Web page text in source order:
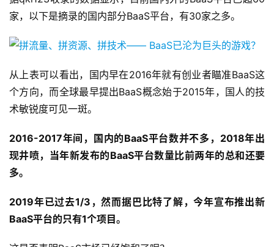
家，以下是摘录的国内部分BaaS平台，有30家之多。
从上表可以看出，国内早在2016年就有创业者瞄准BaaS这
个方向，而全球最早提出BaaS概念始于2015年，国人的技
术敏锐度可见一斑。
2016-2017年间，国内的BaaS平台数并不多，2018年出
现井喷，当年新发布的BaaS平台数量比前两年的总和还要
多。
2019年已过去1/3，然而据巴比特了解，今年宣布推出新
BaaS平台的只有1个项目。